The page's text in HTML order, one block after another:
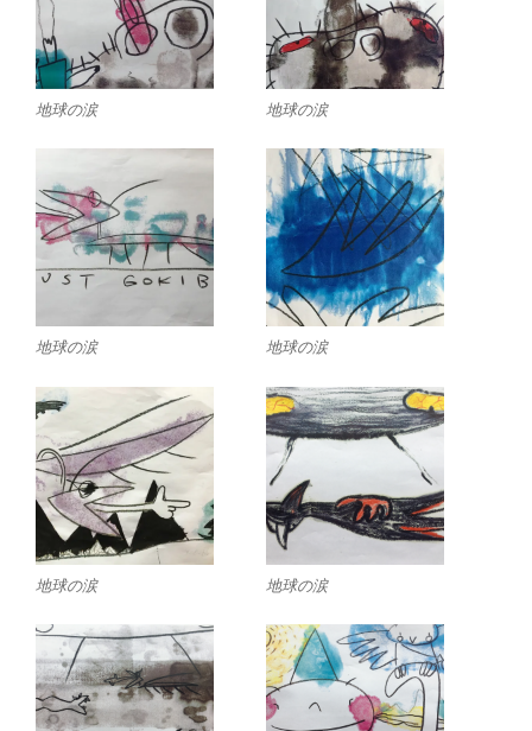
地球の涙 地球の涙
地球の涙 地球の涙
地球の涙 地球の涙